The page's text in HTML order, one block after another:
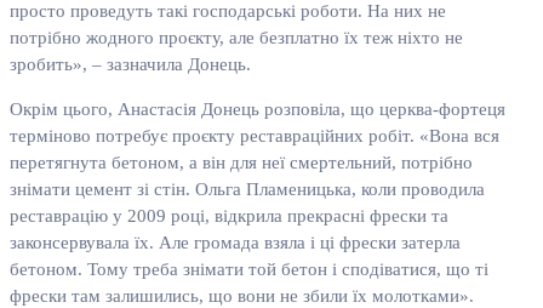
просто проведуть такі господарські роботи. На них не
потрібно жодного проєкту, але безплатно їх теж ніхто не
зробить», – зазначила Донець.
Окрім цього, Анастасія Донець розповіла, що церква-фортеця
терміново потребує проєкту реставраційних робіт. «Вона вся
перетягнута бетоном, а він для неї смертельний, потрібно
знімати цемент зі стін. Ольга Пламеницька, коли проводила
реставрацію у 2009 році, відкрила прекрасні фрески та
законсервувала їх. Але громада взяла і ці фрески затерла
бетоном. Тому треба знімати той бетон і сподіватися, що ті
фрески там залишились, що вони не збили їх молотками».